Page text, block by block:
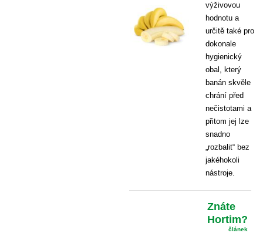
výživovou
hodnotu a
určitě také pro
dokonale
hygienický
obal, který
banán skvěle
chrání před
nečistotami a
přitom jej lze
snadno
„rozbalit“ bez
jakéhokoli
nástroje.
Znáte
Hortim?
článek